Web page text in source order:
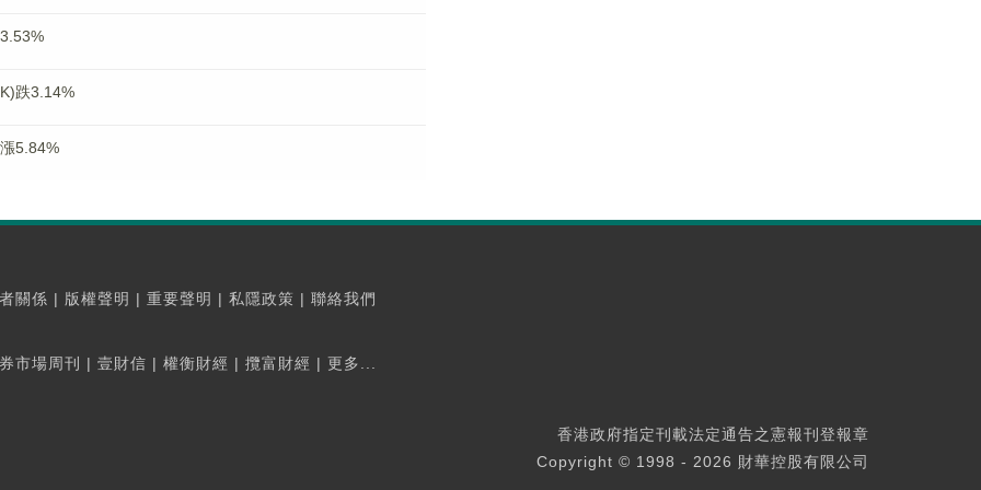
跌3.14%
5.84%
關係 | 版權聲明 | 重要聲明 | 私隱政策 | 聯絡我們
市場周刊 | 壹財信 | 權衡財經 | 攬富財經 | 更多...
香港政府指定刊載法定通告之憲報刊登報章
Copyright © 1998 - 2026 財華控股有限公司